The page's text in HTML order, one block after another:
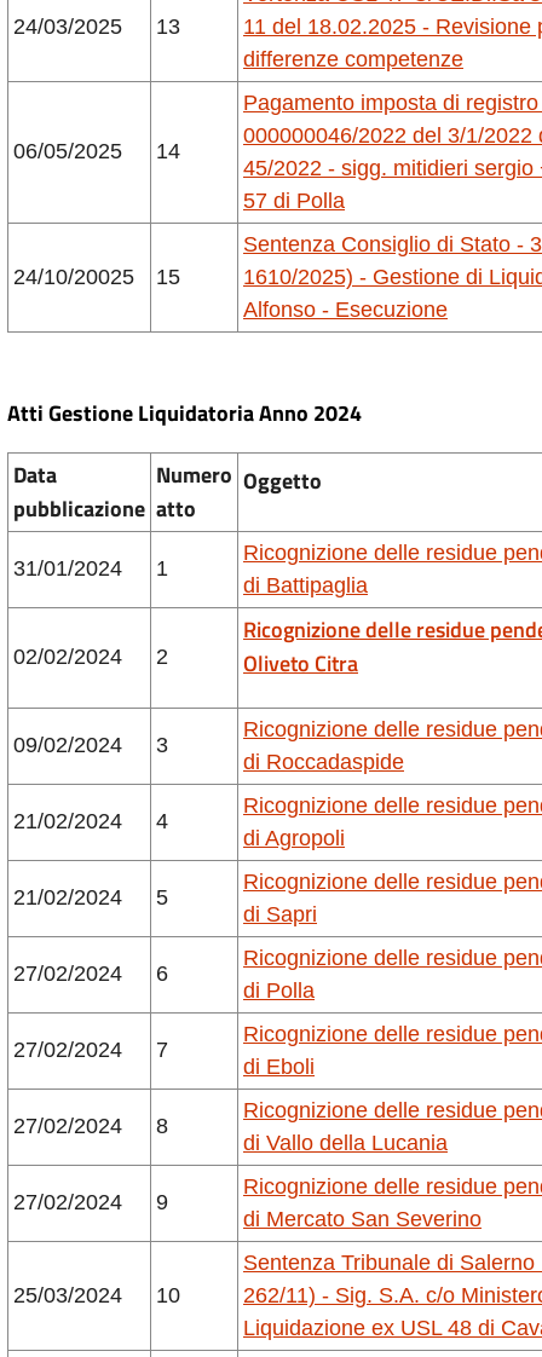
24/03/2025 13
11 del 18.02.2025 -
differenze competenze
06/05/2025 14
Pagamento imposta di
000000046/2022 del 3/1/
45/2022 - sigg. mitidieri
57 di Polla
24/10/20025 15
Sentenza Consiglio di Stato -
1610/2025) - Gestione di
Alfonso - Esecuzione
Atti GestioneLiquidatoriaAnno 2024
Data
pubblicazione
Numero
atto
Oggetto
31/01/2024 1
Ricognizione delle residue
di Battipaglia
02/02/2024 2
Ricognizione delle residue
Oliveto Citra
09/02/2024 3
Ricognizione delle residue
di Roccadaspide
21/02/2024 4
Ricognizione delle residue
di Agropoli
21/02/2024 5
Ricognizione delle residue
di Sapri
27/02/2024 6
Ricognizione delle residue
di Polla
27/02/2024 7
Ricognizione delle residue
di Eboli
27/02/2024 8
Ricognizione delle residue
di Vallo della Lucania
27/02/2024 9
Ricognizione delle residue
di Mercato San Severino
25/03/2024 10
Sentenza Tribunale di
262/11) - Sig. S.A. c/o
Liquidazione ex USL 48 di